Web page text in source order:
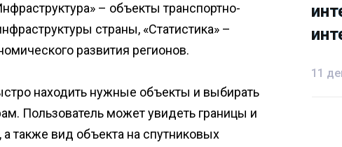
– объекты транспортно-
страны, «Статистика» –
развития регионов.
находить нужные объекты и выбирать
Пользователь может увидеть границы и
также вид объекта на спутниковых
11